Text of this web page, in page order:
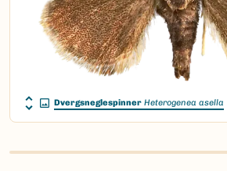
Dvergsneglespinner Heterogenea asella